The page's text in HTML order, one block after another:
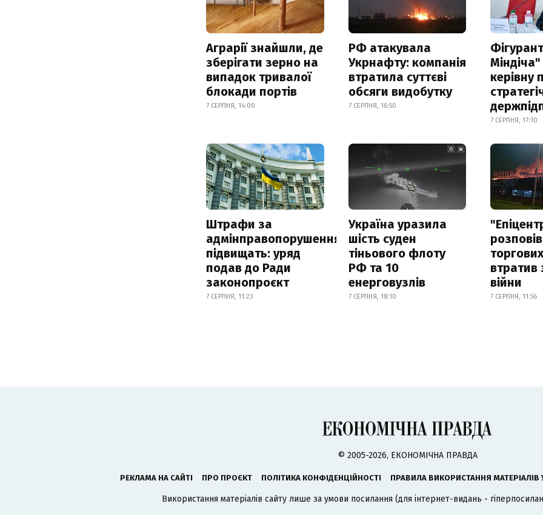
Аграрії знайшли, де
зберігати зерно на
випадок тривалої
блокади портів
7 СЕРПНЯ, 14:00
РФ атакувала
Укрнафту: компанія
втратила суттєві
обсяги видобутку
7 СЕРПНЯ, 16:50
керівну
7 СЕРПНЯ, 17:10
Штрафи за
адмінправопорушення
підвищать: уряд
подав до Ради
законопроєкт
7 СЕРПНЯ, 11:23
Україна уразила
шість суден
тіньового флоту
РФ та 10
енерговузлів
7 СЕРПНЯ, 18:10
втратив
війни
7 СЕРПНЯ, 11:56
© 2005-2026, ЕКОНОМІЧНА ПРАВДА
РЕКЛАМА НА САЙТІ ПРО ПРОЄКТ ПОЛІТИКА КОНФІДЕНЦІЙНОСТІ ПРАВИЛА ВИКОРИСТАННЯ МАТЕРІАЛІВ
Використання матеріалів сайту лише за умови посилання (для інтернет-видань -